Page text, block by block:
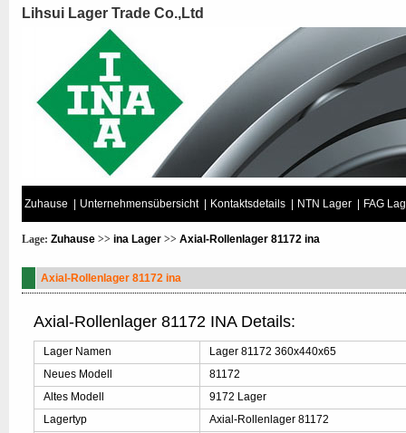
Lihsui Lager Trade Co.,Ltd
Zuhause Unternehmensübersicht Kontaktsdetails NTN Lager FAG
Lage: Zuhause >> ina Lager >> Axial-Rollenlager 81172 ina
Axial-Rollenlager 81172 ina
Axial-Rollenlager 81172 INA Details:
Lager Namen
Lager 81172 360x440x65
Neues Modell
81172
Altes Modell
9172 Lager
Lagertyp
Axial-Rollenlager 81172